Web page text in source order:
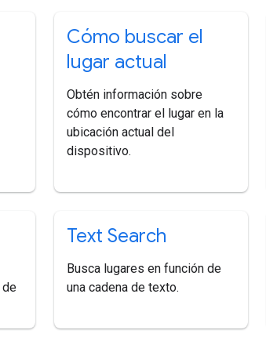
Cómo buscar el
lugar actual
Obtén información sobre
cómo encontrar el lugar en la
ubicación actual del
dispositivo.
de
Text Search
Busca lugares en función de
una cadena de texto.